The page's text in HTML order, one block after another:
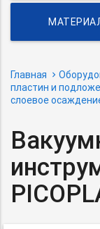
Главная
пластин и
слоевое